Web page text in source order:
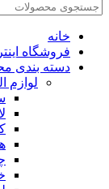
خانه
فروشگاه
دسته بندی
لوازم